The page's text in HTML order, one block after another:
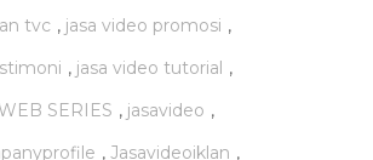
tvc , jasa video promosi ,
, jasa video tutorial ,
SERIES , jasavideo ,
, Jasavideoiklan ,